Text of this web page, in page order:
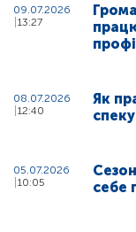
09.07.2026
13:27
08.07.2026
12:40
Як
спеку
05.07.2026
10:05
себе